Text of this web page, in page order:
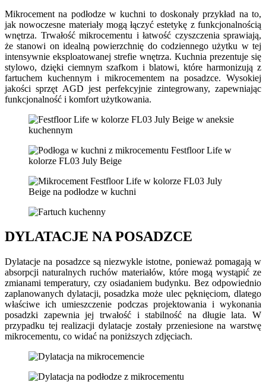
Mikrocement na podłodze w kuchni to doskonały przykład na to,
jak nowoczesne materiały mogą łączyć estetykę z funkcjonalnością
wnętrza. Trwałość mikrocementu i łatwość czyszczenia sprawiają,
że stanowi on idealną powierzchnię do codziennego użytku w tej
intensywnie eksploatowanej strefie wnętrza. Kuchnia prezentuje się
stylowo, dzięki ciemnym szafkom i blatowi, które harmonizują z
fartuchem kuchennym i mikrocementem na posadzce. Wysokiej
jakości sprzęt AGD jest perfekcyjnie zintegrowany, zapewniając
funkcjonalność i komfort użytkowania.
DYLATACJE NA POSADZCE
Dylatacje na posadzce są niezwykle istotne, ponieważ pomagają w
absorpcji naturalnych ruchów materiałów, które mogą wystąpić ze
zmianami temperatury, czy osiadaniem budynku. Bez odpowiednio
zaplanowanych dylatacji, posadzka może ulec pęknięciom, dlatego
właściwe ich umieszczenie podczas projektowania i wykonania
posadzki zapewnia jej trwałość i stabilność na długie lata. W
przypadku tej realizacji dylatacje zostały przeniesione na warstwę
mikrocementu, co widać na poniższych zdjęciach.